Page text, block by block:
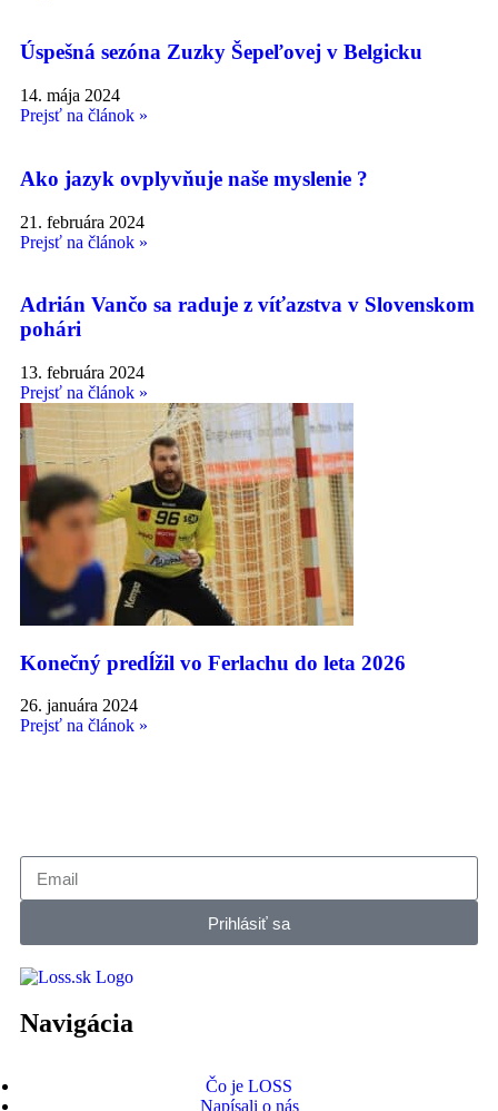
Úspešná sezóna Zuzky Šepeľovej v Belgicku
14. mája 2024
Prejsť na článok »
Ako jazyk ovplyvňuje naše myslenie ?
21. februára 2024
Prejsť na článok »
Adrián Vančo sa raduje z víťazstva v Slovenskom
pohári
13. februára 2024
Prejsť na článok »
Konečný predĺžil vo Ferlachu do leta 2026
26. januára 2024
Prejsť na článok »
Prihlásiť sa
Navigácia
Čo je LOSS
Napísali o nás